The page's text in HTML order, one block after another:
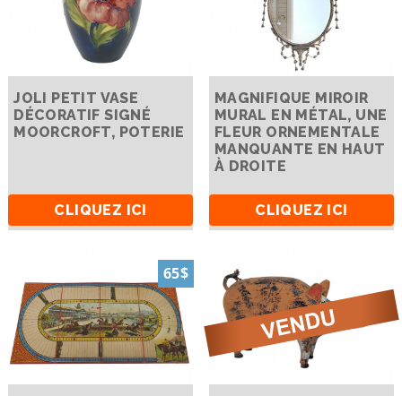
JOLI PETIT VASE
DÉCORATIF SIGNÉ
MOORCROFT, POTERIE
CLIQUEZ ICI
MAGNIFIQUE MIROIR
MURAL EN MÉTAL, UNE
FLEUR ORNEMENTALE
MANQUANTE EN HAUT
À DROITE
CLIQUEZ ICI
65$